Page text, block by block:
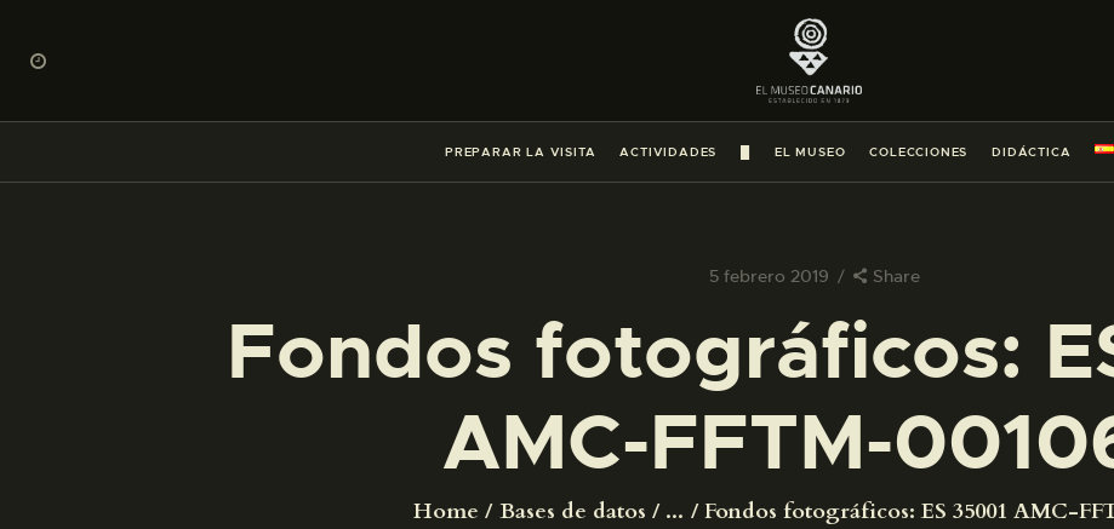
PREPARAR LA VISITA ACTIVIDADES EL MUSEO COLECCIONES DIDÁCTICA
5 febrero 2019 Share
Fondos fotográficos:
AMC-FFTM-
Home Bases de datos ... Fondos fotográficos: ES 35001 AMC-
PREPARAR LA VISITA
ACTIVIDADES
█
COLECCIONES
DIDÁCTICA
ESPAÑOL